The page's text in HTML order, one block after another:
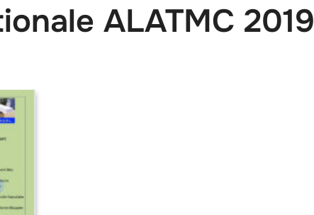
ALATMC 2019